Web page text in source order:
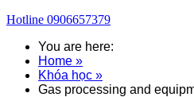
Hotline 0906657379
You are here:
Home »
Khóa học »
Gas processing and